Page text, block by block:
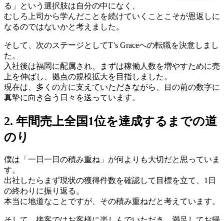
る」という選択肢は自分の中になく、
むしろ上司から学んだことを続けていくことこそが恩返しに
なるのではないかと考えました。
そして、次のステージとしてT’s Graceへの転職を決意しまし
た。
入社後は福岡に配属され、まずは稼働人数を増やすために売
上を伸ばし、拠点の規模拡大を目指しました。
現在は、多くの方に支えていただきながら、目の前の数字に
真摯に向き合う日々を送っています。
2. 年間売上全国1位を達成するまでの道
のり
僕は「一日一日の積み重ね」が何よりも大切だと思っていま
す。
出社したらまず現状の獲得件数を確認して目標を立て、1日
の終わりに振り返る。
本当に地道なことですが、その積み重ねだと考えています。